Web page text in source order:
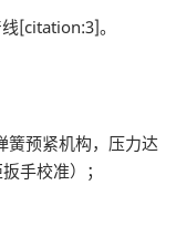
[citation:3]。
簧预紧机构，压力达
手校准）；